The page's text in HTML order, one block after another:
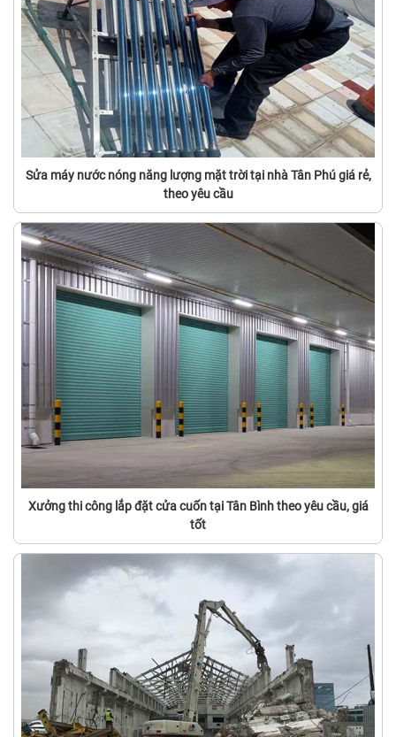
Sửa máy nước nóng năng lượng mặt trời tại nhà Tân Phú giá rẻ,
theo yêu cầu
Xưởng thi công lắp đặt cửa cuốn tại Tân Bình theo yêu cầu, giá
tốt